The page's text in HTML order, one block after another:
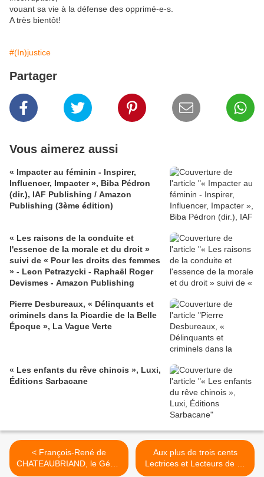
vouant sa vie à la défense des opprimé-e-s.
A très bientôt!
#(In)justice
Partager
Vous aimerez aussi
« Impacter au féminin - Inspirer,
Influencer, Impacter », Biba Pédron
(dir.), IAF Publishing / Amazon
Publishing (3ème édition)
« Les raisons de la conduite et
l'essence de la morale et du droit »
suivi de « Pour les droits des femmes
» - Leon Petrazycki - Raphaël Roger
Devismes - Amazon Publishing
Pierre Desbureaux, « Délinquants et
criminels dans la Picardie de la Belle
Époque », La Vague Verte
« Les enfants du rêve chinois », Luxi,
Éditions Sarbacane
< François-René de
CHATEAUBRIAND, le Génie
du christianisme
Aux plus de trois cents
Lectrices et Lecteurs de ce
blog, j'offre les plus beaux